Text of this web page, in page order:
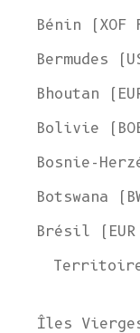
Bénin (XOF
Bermudes
Bhoutan
Bolivie
Bosnie-
Botswana
Brésil
Îles